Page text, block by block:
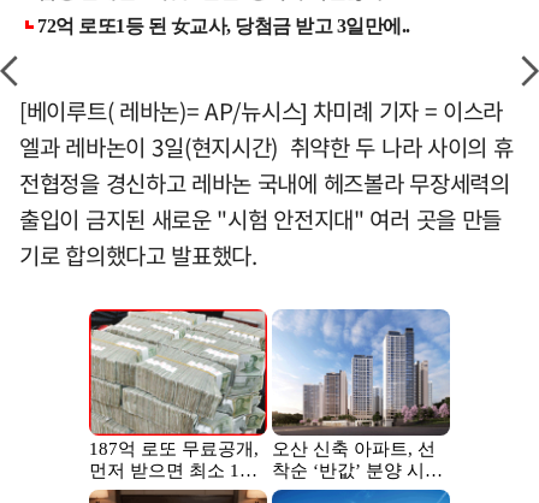
[베이루트( 레바논)= AP/뉴시스] 차미례 기자 = 이스라
엘과 레바논이 3일(현지시간) 취약한 두 나라 사이의 휴
전협정을 경신하고 레바논 국내에 헤즈볼라 무장세력의
출입이 금지된 새로운 "시험 안전지대" 여러 곳을 만들
기로 합의했다고 발표했다.